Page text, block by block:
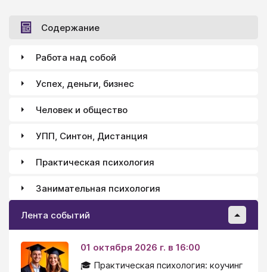
Содержание
Работа над собой
Успех, деньги, бизнес
Человек и общество
УПП, Синтон, Дистанция
Практическая психология
Занимательная психология
Лента событий
01 октября 2026 г. в 16:00
🎓 Практическая психология: коучинг